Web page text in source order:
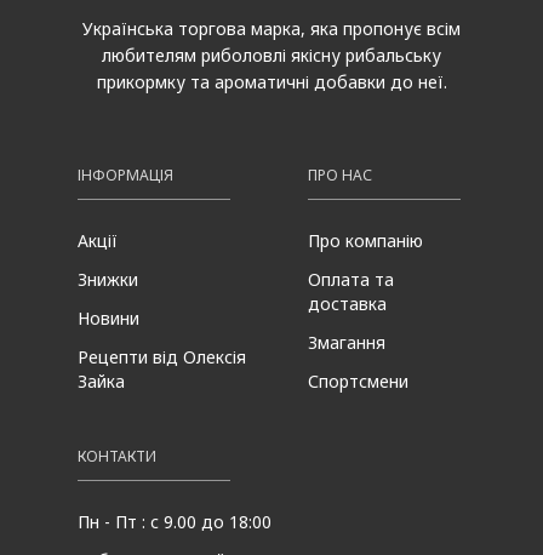
Українська торгова марка, яка пропонує всім
любителям риболовлі якісну рибальську
прикормку та ароматичні добавки до неї.
ІНФОРМАЦІЯ
Акції
Знижки
Новини
Рецепти від Олексія
Зайка
ПРО НАС
Про компанію
Оплата та
доставка
Змагання
Спортсмени
КОНТАКТИ
Пн - Пт : с 9.00 до 18:00